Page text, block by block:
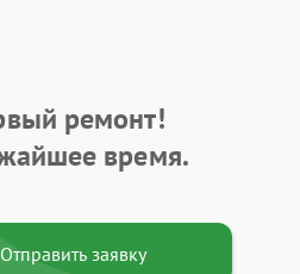
ремонт!
время.
Отправить заявку